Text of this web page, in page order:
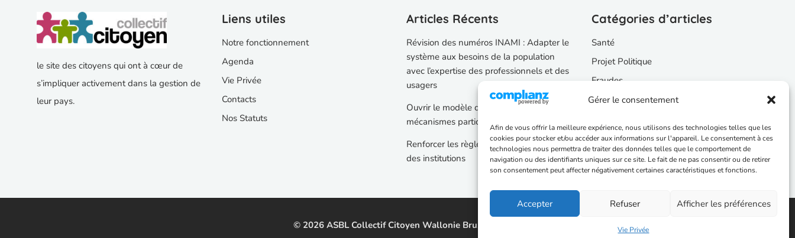
Gérer le consentement
Afin de vous offrir la meilleure expérience, nous utilisons des technologies telles que les
cookies pour stocker et/ou accéder aux informations sur l'appareil. Le consentement à ces
technologies nous permettra de traiter des données telles que le comportement de
navigation ou des identifiants uniques sur ce site. Le fait de ne pas consentir ou de retirer
son consentement peut affecter négativement certaines caractéristiques et fonctions.
Accepter Refuser Afficher les préférences
Vie Privée
le site des citoyens qui ont à cœur de
s’impliquer activement dans la gestion de
leur pays.
Liens utiles
Notre fonctionnement
Agenda
Vie Privée
Contacts
Nos Statuts
Articles Récents
Révision des numéros INAMI : Adapter le
système aux besoins de la population
avec l’expertise des professionnels et des
usagers
Ouvrir le modèle démocratique à plus de
mécanismes participatifs
Renforcer les règles sur la transparence
des institutions
Catégories d’articles
Santé
Projet Politique
Fraudes
Enseignement
© 2026 ASBL Collectif Citoyen Wallonie Bruxelles